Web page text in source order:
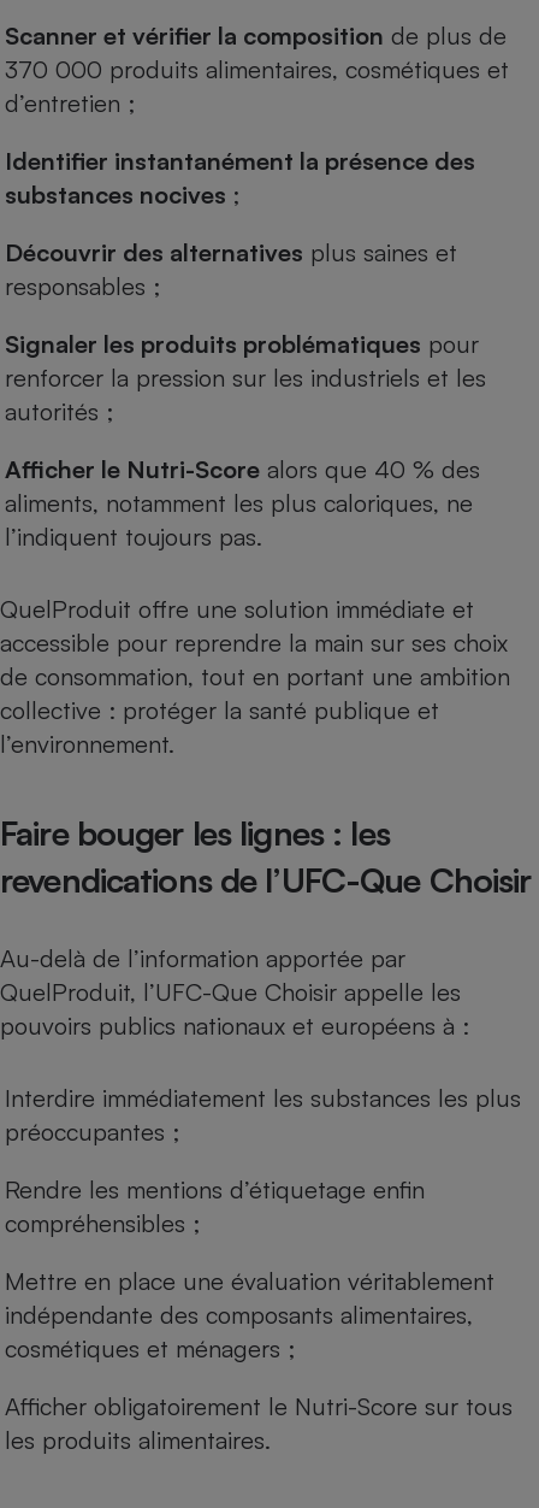
Scanner et vérifier la composition de plus de
370 000 produits alimentaires, cosmétiques et
d’entretien ;
Identifier instantanément la présence des
substances nocives ;
Découvrir des alternatives plus saines et
responsables ;
Signaler les produits problématiques pour
renforcer la pression sur les industriels et les
autorités ;
Afficher le Nutri-Score alors que 40 % des
aliments, notamment les plus caloriques, ne
l’indiquent toujours pas.
QuelProduit offre une solution immédiate et
accessible pour reprendre la main sur ses choix
de consommation, tout en portant une ambition
collective : protéger la santé publique et
l’environnement.
Faire bouger les lignes : les
revendications de l’UFC-Que Choisir
Au-delà de l’information apportée par
QuelProduit, l’UFC-Que Choisir appelle les
pouvoirs publics nationaux et européens à :
Interdire immédiatement les substances les plus
préoccupantes ;
Rendre les mentions d’étiquetage enfin
compréhensibles ;
Mettre en place une évaluation véritablement
indépendante des composants alimentaires,
cosmétiques et ménagers ;
Afficher obligatoirement le Nutri-Score sur tous
les produits alimentaires.